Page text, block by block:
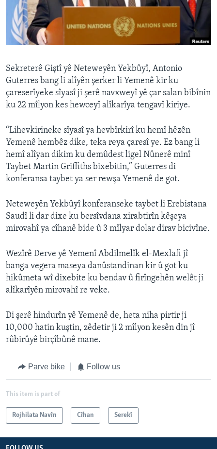
CÎHAN
ÇAND Û HUNER
SERNIVÎS
Learning English
FOLLOW US
Zimanên Din
Sekreterê Giştî yê Neteweyên Yekbûyî, Antonio
Guterres bang li alîyên şerker li Yemenê kir ku
çareserîyeke sîyasî ji şerê navxweyî yê çar salan bibînin
ku 22 mîlyon kes hewceyî alîkarîya tengavî kiriye.
“Lihevkirineke sîyasî ya hevbîrkirî ku hemî hêzên
Yemenê hembêz dike, teka reya çaresî ye. Ez bang li
hemî alîyan dikim ku demûdest ligel Nûnerê minî
Taybet Martin Griffiths bixebitin,” Guterres di
konferansa taybet ya ser rewşa Yemenê de got.
Neteweyên Yekbûyî konferanseke taybet li Erebistana
Saudî li dar dixe ku bersîvdana xirabtirîn kêşeya
mirovahî ya cîhanê bide û 3 mîlyar dolar dirav bicivîne.
Wezîrê Derve yê Yemenî Abdilmelîk el-Mexlafi jî
banga vegera maseya danûstandinan kir û got ku
hikûmeta wî dixebite ku bendav û firîngehên welêt ji
alîkarîyên mirovahî re veke.
Di şerê hindurîn yê Yemenê de, heta niha pirtir ji
10,000 hatin kuştin, zêdetir ji 2 mîlyon kesên din jî
rûbirûyê birçîbûnê mane.
Parve bike Follow us
This item is part of
Rojhilata Navîn Cîhan Serekî